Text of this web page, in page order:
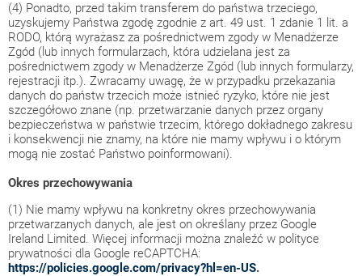
(4) Ponadto, przed takim transferem do państwa trzeciego,
uzyskujemy Państwa zgodę zgodnie z art. 49 ust. 1 zdanie 1 lit. a
RODO, którą wyrażasz za pośrednictwem zgody w Menadżerze
Zgód (lub innych formularzach, która udzielana jest za
pośrednictwem zgody w Menadżerze Zgód (lub innych formularzy,
rejestracji itp.). Zwracamy uwagę, że w przypadku przekazania
danych do państw trzecich może istnieć ryzyko, które nie jest
szczegółowo znane (np. przetwarzanie danych przez organy
bezpieczeństwa w państwie trzecim, którego dokładnego zakresu
i konsekwencji nie znamy, na które nie mamy wpływu i o którym
mogą nie zostać Państwo poinformowani).
Okres przechowywania
(1) Nie mamy wpływu na konkretny okres przechowywania
przetwarzanych danych, ale jest on określany przez Google
Ireland Limited. Więcej informacji można znaleźć w polityce
prywatności dla Google reCAPTCHA:
https://policies.google.com/privacy?hl=en-US.